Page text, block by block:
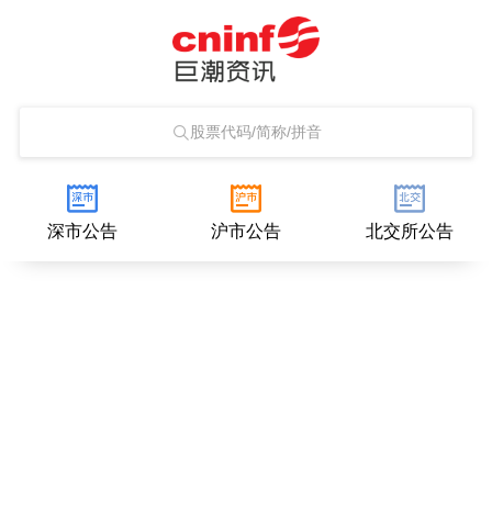
股票代码/简称/拼音
深市公告 沪市公告 北交所公告